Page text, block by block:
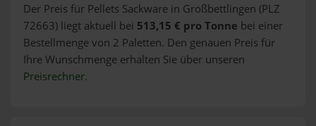
Der Preis für Pellets Sackware in Großbettlingen (PLZ
72663) liegt aktuell bei 513,15 € pro Tonne bei einer
Bestellmenge von 2 Paletten. Den genauen Preis für
Ihre Wunschmenge erhalten Sie über unseren
Preisrechner.